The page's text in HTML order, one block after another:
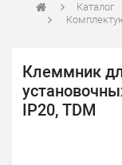
Каталог
Клеммник
IP20, TDM